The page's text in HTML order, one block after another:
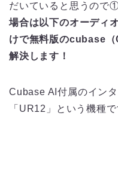
だいていると思うので
場合は以下のオーディ
けで無料版のcubase（
解決します！
Cubase AI付属のイン
「UR12」という機種で